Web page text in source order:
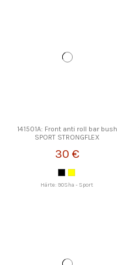
141501A: Front anti roll bar bush
SPORT STRONGFLEX
30 €
Härte: 90Sha - Sport